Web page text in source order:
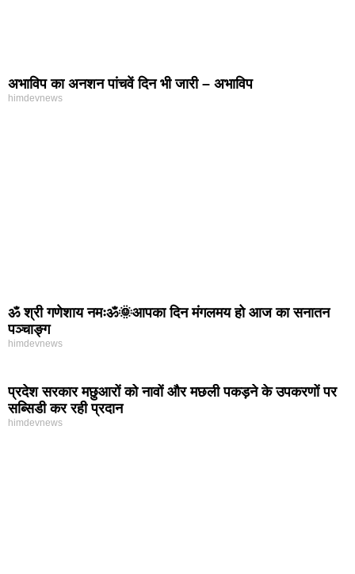
अभाविप का अनशन पांचवें दिन भी जारी – अभाविप
himdevnews
ॐ श्री गणेशाय नमःॐ🌞आपका दिन मंगलमय हो आज का सनातन
पञ्चाङ्ग
himdevnews
प्रदेश सरकार मछुआरों को नावों और मछली पकड़ने के उपकरणों पर
सब्सिडी कर रही प्रदान
himdevnews